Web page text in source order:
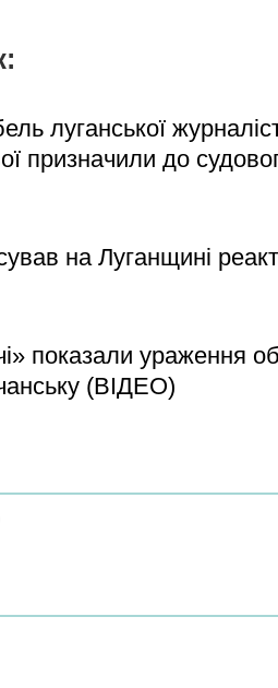
луганської
призначили до
на Луганщині
показали ураження
(ВІДЕО)